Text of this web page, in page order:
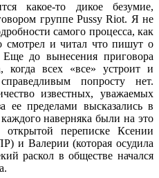
какое-то дикое безумие,
группе Pussy Riot. Я не
самого процесса, как
смотрел и читал что пишут о
до вынесения приговора
когда всех «все» устроит и
попросту нет.
известных, уважаемых
пределами высказались в
наверняка были на это
переписке Ксении
и Валерии (которая осудила
раскол в обществе начался